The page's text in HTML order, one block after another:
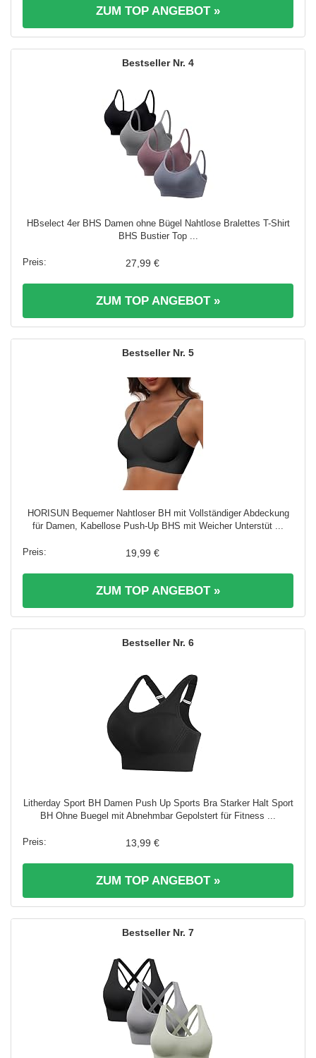
ZUM TOP ANGEBOT »
4
HBselect 4er BHS Damen ohne Bügel Nahtlose Bralettes T-Shirt
BHS Bustier Top ...
27,99 €
ZUM TOP ANGEBOT »
5
HORISUN Bequemer Nahtloser BH mit Vollständiger Abdeckung
für Damen, Kabellose Push-Up BHS mit Weicher Unterstüt ...
19,99 €
ZUM TOP ANGEBOT »
6
Litherday Sport BH Damen Push Up Sports Bra Starker Halt Sport
BH Ohne Buegel mit Abnehmbar Gepolstert für Fitness ...
13,99 €
ZUM TOP ANGEBOT »
7